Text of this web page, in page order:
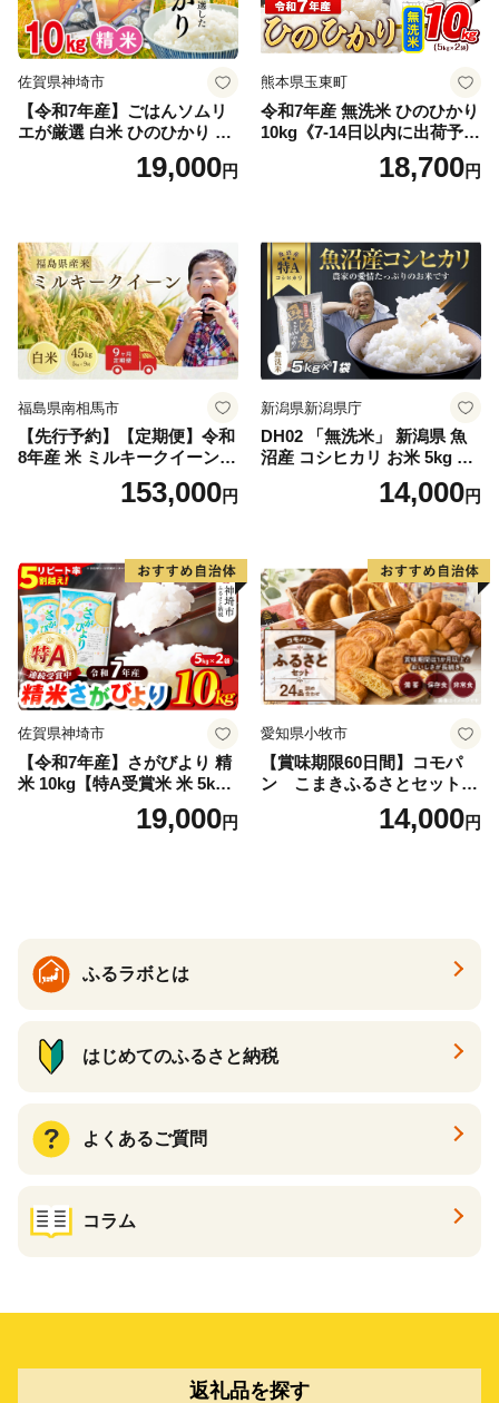
佐賀県神埼市
【令和7年産】ごはんソムリ
エが厳選 白米 ひのひかり 10
米 10kg 5kg×2 ひのひかり ブ
19,000円
熊本県玉東町
令和7年産 無洗米 ひのひかり
10kg《7-14日以内に出荷予定
(土日祝除く)》コメ 米 無洗米
令和7年産 高レビュー｜人気
18,700円
福島県南相馬市
【先行予約】【定期便】令和
8年産 米 ミルキークイーン
白米 45kg (5kg×9回) | ミルキ
ークイーン 米5kg 福島 福島
福島県 南相馬市 cu006-ae
153,000円
新潟県新潟県庁
DH02 「無洗米」 新潟県 魚
沼産 コシヒカリ お米 5kg こ
しひかり 精米 米（お米の美
味しい炊き方ガイド付き）
14,000円
佐賀県神埼市
【令和7年産】さがびより 精
米 10kg【特A受賞米 米 5kg×
2袋 お米 コメ こめ 国産 美味
しい ブランド米 人気 ランキ
19,000円
愛知県小牧市
【賞味期限60日間】コモパ
ン こまきふるさとセット
（24個入り）／災害用備蓄
保存食 非常食 防災グッズに
14,000円
ふるラボとは
はじめてのふるさと納税
よくあるご質問
コラム
返礼品を探す